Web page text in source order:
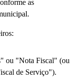
as
ou "Nota Fiscal" (ou
de Serviço").